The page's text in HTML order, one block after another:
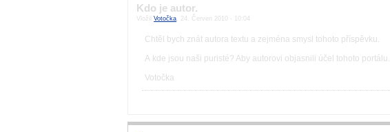
Kdo je autor.
VložilVotočka , 24. Červen 2010 - 10:04
Chtěl bych znát autora textu a zejména smysl tohoto příspěvku.
A kde jsou naši puristé? Aby autorovi objasnili účel tohoto portálu.
Votočka